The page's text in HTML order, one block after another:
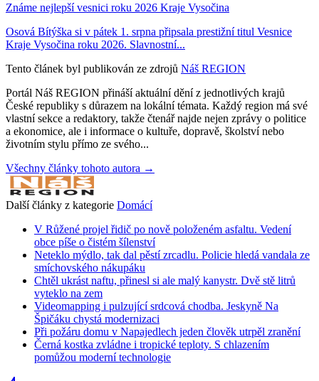
Známe nejlepší vesnici roku 2026 Kraje Vysočina
Osová Bítýška si v pátek 1. srpna připsala prestižní titul Vesnice
Kraje Vysočina roku 2026. Slavnostní...
Tento článek byl publikován ze zdrojů Náš REGION
Portál Náš REGION přináší aktuální dění z jednotlivých krajů
České republiky s důrazem na lokální témata. Každý region má své
vlastní sekce a redaktory, takže čtenář najde nejen zprávy o politice
a ekonomice, ale i informace o kultuře, dopravě, školství nebo
životním stylu přímo ze svého...
Všechny články tohoto autora →
Další články z kategorie Domácí
V Růžené projel řidič po nově položeném asfaltu. Vedení
obce píše o čistém šílenství
Neteklo mýdlo, tak dal pěstí zrcadlu. Policie hledá vandala ze
smíchovského nákupáku
Chtěl ukrást naftu, přinesl si ale malý kanystr. Dvě stě litrů
vyteklo na zem
Videomapping i pulzující srdcová chodba. Jeskyně Na
Špičáku chystá modernizaci
Při požáru domu v Napajedlech jeden člověk utrpěl zranění
Černá kostka zvládne i tropické teploty. S chlazením
pomůžou moderní technologie